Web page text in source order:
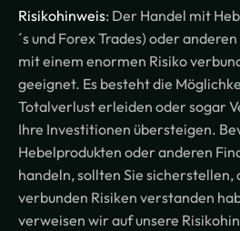
Risikohinweis: Der Handel mit
´s und Forex Trades) oder
mit einem enormen Risiko
geeignet. Es besteht die
Totalverlust erleiden oder sogar
Ihre Investitionen übersteigen.
Hebelprodukten oder anderen
handeln, sollten Sie sicherstellen,
verbunden Risiken verstanden
verweisen wir auf unsere